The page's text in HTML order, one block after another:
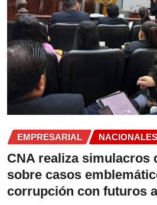
EMPRESARIAL NACIONALES
CNA realiza simulacros
sobre casos
corrupción con futuros